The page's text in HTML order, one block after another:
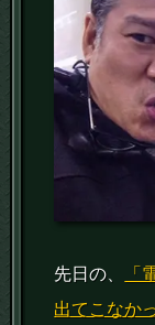
先日の、
「
出てこなか